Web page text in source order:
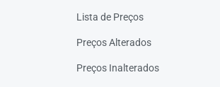
Lista de Preços
Preços Alterados
Preços Inalterados